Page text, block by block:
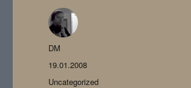
Автор
DM
Опубликовано
19.01.2008
Рубрики
Uncategorized